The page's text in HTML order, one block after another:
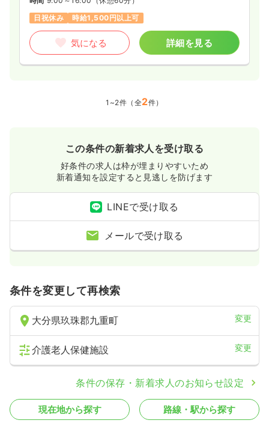
日祝休み
時給1,500円以上可
気になる 詳細を見る
1~2件（全2件）
この条件の新着求人を受け取る
好条件の求人は枠が埋まりやすいため
新着通知を設定すると見逃しを防げます
LINEで受け取る
メールで受け取る
条件を変更して再検索
大分県玖珠郡九重町 変更
介護老人保健施設 変更
条件の保存・新着求人のお知らせ設定
現在地から探す 路線・駅から探す